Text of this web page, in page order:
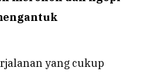
yang cukup